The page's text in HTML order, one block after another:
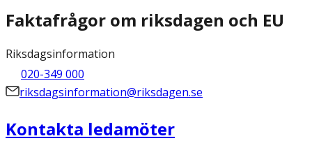
Faktafrågor om riksdagen och EU
Riksdagsinformation
020-349 000
riksdagsinformation@riksdagen.se
Kontakta ledamöter